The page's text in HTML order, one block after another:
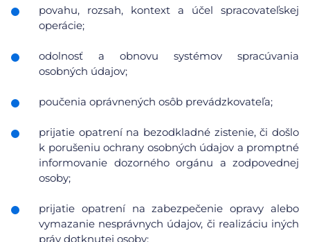
povahu, rozsah, kontext a účel spracovateľskej
operácie;
odolnosť a obnovu systémov spracúvania
osobných údajov;
poučenia oprávnených osôb prevádzkovateľa;
prijatie opatrení na bezodkladné zistenie, či došlo
k porušeniu ochrany osobných údajov a promptné
informovanie dozorného orgánu a zodpovednej
osoby;
prijatie opatrení na zabezpečenie opravy alebo
vymazanie nesprávnych údajov, či realizáciu iných
práv dotknutej osoby;